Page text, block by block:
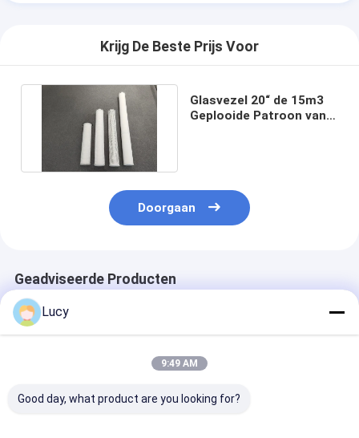
Krijg De Beste Prijs Voor
Glasvezel 20“ de 15m3
Geplooide Patroon van
Doorgaan
Geadviseerde Producten
Lucy
9:49 AM
Good day, what product are you looking for?